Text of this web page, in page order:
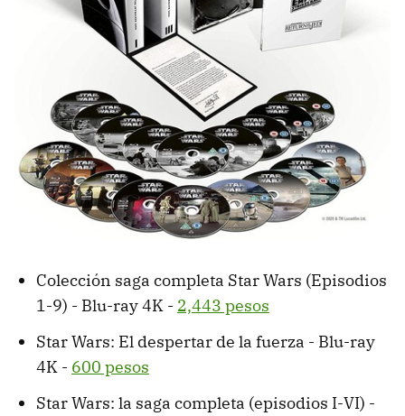
Colección saga completa Star Wars (Episodios
1-9) - Blu-ray 4K - 2,443 pesos
Star Wars: El despertar de la fuerza - Blu-ray
4K - 600 pesos
Star Wars: la saga completa (episodios I-VI) -